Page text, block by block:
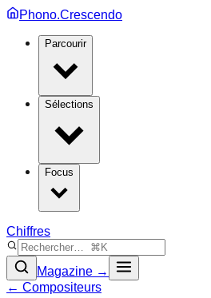
Phono.Crescendo
Parcourir
Sélections
Focus
Chiffres
Magazine →
← Compositeurs